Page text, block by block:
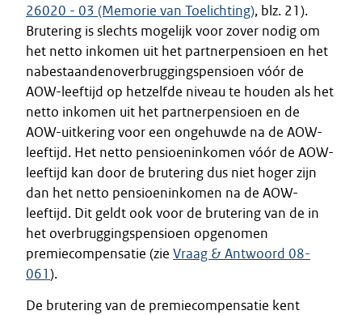
26020 - 03 (Memorie van Toelichting), blz. 21).
Brutering is slechts mogelijk voor zover nodig om
het netto inkomen uit het partnerpensioen en het
nabestaandenoverbruggingspensioen vóór de
AOW-leeftijd op hetzelfde niveau te houden als het
netto inkomen uit het partnerpensioen en de
AOW-uitkering voor een ongehuwde na de AOW-
leeftijd. Het netto pensioeninkomen vóór de AOW-
leeftijd kan door de brutering dus niet hoger zijn
dan het netto pensioeninkomen na de AOW-
leeftijd. Dit geldt ook voor de brutering van de in
het overbruggingspensioen opgenomen
premiecompensatie (zie Vraag & Antwoord 08-
061).
De brutering van de premiecompensatie kent